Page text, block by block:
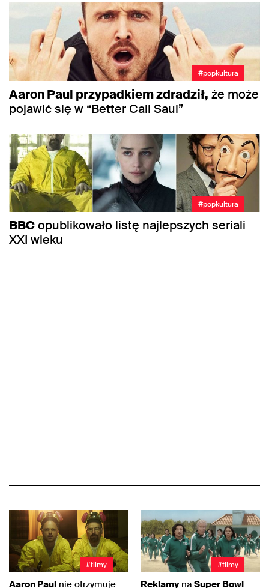
#popkultura
Aaron Paul przypadkiem zdradził, że może
pojawić się w “Better Call Saul”
#popkultura
BBCopublikowało listę najlepszych seriali
XXI wieku
#filmy
Aaron Paul nie otrzymuje
#filmy
Reklamyna Super Bowl